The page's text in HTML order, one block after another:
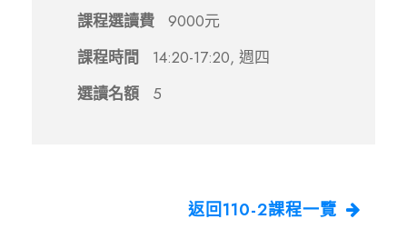
課程選讀費
9000元
課程時間
14:20-17:20, 週四
選讀名額
5
返回110-2課程一覽